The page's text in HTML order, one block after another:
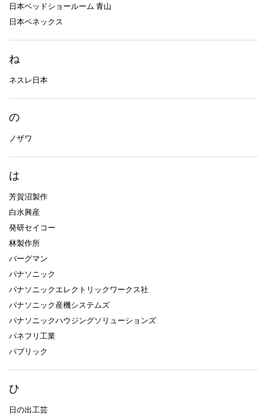
日本ベッドショールーム 青山
日本ベネックス
ね
ネスレ日本
の
ノザワ
は
芳賀沼製作
白水興産
発研セイコー
林製作所
バーグマン
パナソニック
パナソニックエレクトリックワークス社
パナソニック産機システムズ
パナソニックハウジングソリューションズ
パネフリ工業
パブリック
ひ
日の出工芸